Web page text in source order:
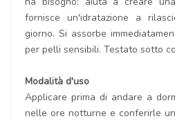
fornisce un'idratazione a
giorno. Si assorbe
per pelli sensibili. Testato sotto
Modalità d'uso
Applicare prima di andare a
nelle ore notturne e conferirle